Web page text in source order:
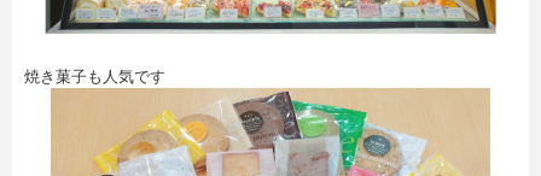
焼き菓子も人気です